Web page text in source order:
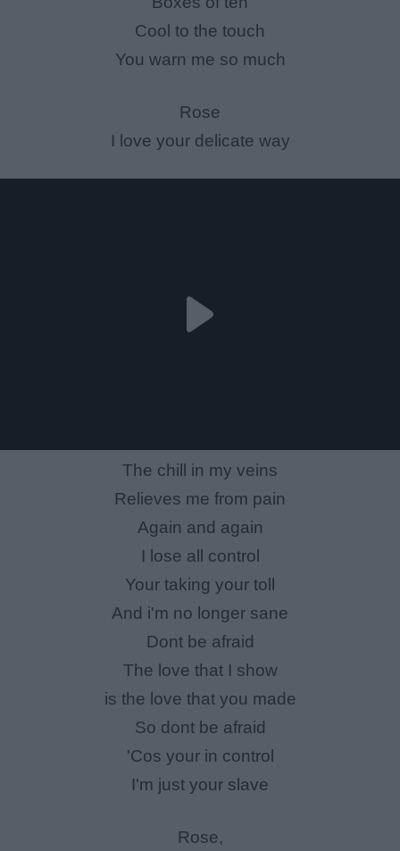
Cool to the touch
You warn me so much
Rose
I love your delicate way
The chill in my veins
Relieves me from pain
Again and again
I lose all control
Your taking your toll
And i'm no longer sane
Dont be afraid
The love that I show
is the love that you made
So dont be afraid
'Cos your in control
I'm just your slave
Rose,